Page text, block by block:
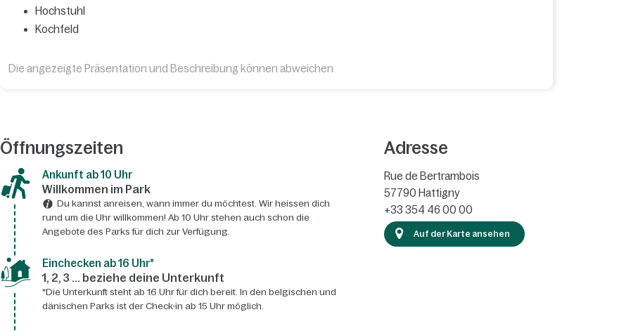
Hochstuhl
Kochfeld
Die angezeigte Präsentation und Beschreibung können abweichen
Öffnungszeiten
Ankunft ab 10 Uhr
Willkommen im Park
Du kannst anreisen, wann immer du möchtest. Wir heissen dich
rund um die Uhr willkommen! Ab 10 Uhr stehen auch schon die
Angebote des Parks für dich zur Verfügung.
Einchecken ab 16 Uhr*
1, 2, 3 ... beziehe deine Unterkunft
*Die Unterkunft steht ab 16 Uhr für dich bereit. In den belgischen und
dänischen Parks ist der Check-in ab 15 Uhr möglich.
Adresse
Rue de Bertrambois
57790 Hattigny
+33 354 46 00 00
Auf der Karte ansehen